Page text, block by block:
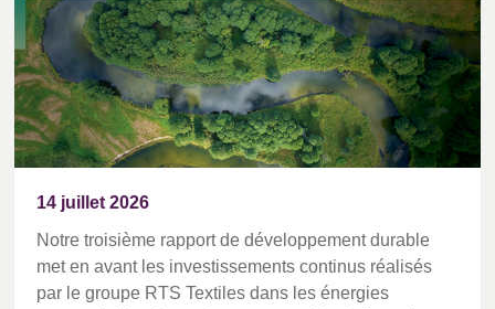
14 juillet 2026
Notre troisième rapport de développement durable
met en avant les investissements continus réalisés
par le groupe RTS Textiles dans les énergies